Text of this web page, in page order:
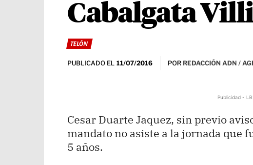
Cabalgata
TELÓN
PUBLICADO EL 11/07/2016 POR REDACCIÓN ADN /
Publicidad -
Cesar Duarte Jaquez, sin previo
mandato no asiste a la jornada que
5 años.